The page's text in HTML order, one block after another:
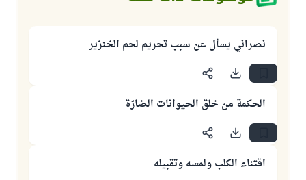
نصراني يسأل عن سبب تحريم لحم الخنزير
الحكمة من خلق الحيوانات الضارّة
اقتناء الكلب ولمسه وتقبيله